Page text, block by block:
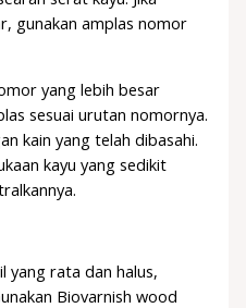
gunakan amplas nomor
yang lebih besar
sesuai urutan nomornya.
kain yang telah dibasahi.
kayu yang sedikit
yang rata dan halus,
Biovarnish wood